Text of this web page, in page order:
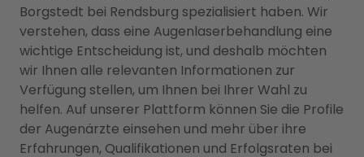
Borgstedt bei Rendsburg spezialisiert haben. Wir
verstehen, dass eine Augenlaserbehandlung eine
wichtige Entscheidung ist, und deshalb möchten
wir Ihnen alle relevanten Informationen zur
Verfügung stellen, um Ihnen bei Ihrer Wahl zu
helfen. Auf unserer Plattform können Sie die Profile
der Augenärzte einsehen und mehr über ihre
Erfahrungen, Qualifikationen und Erfolgsraten bei